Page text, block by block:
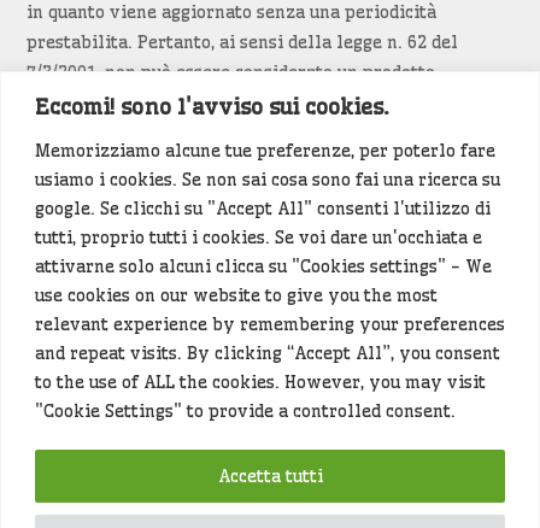
Eccomi! sono l'avviso sui cookies.
Memorizziamo alcune tue preferenze, per poterlo fare
usiamo i cookies. Se non sai cosa sono fai una ricerca su
google. Se clicchi su "Accept All" consenti l'utilizzo di
tutti, proprio tutti i cookies. Se voi dare un'occhiata e
attivarne solo alcuni clicca su "Cookies settings" - We
use cookies on our website to give you the most
relevant experience by remembering your preferences
and repeat visits. By clicking “Accept All”, you consent
to the use of ALL the cookies. However, you may visit
"Cookie Settings" to provide a controlled consent.
Accetta tutti
in quanto viene aggiornato senza una periodicità
prestabilita. Pertanto, ai sensi della legge n. 62 del
7/3/2001, non può essere considerato un prodotto
editoriale.
Siamo attenti a non violare copyright e diritti
d’immagine. Se un contenuto è di tua proprietà e vuoi
richiederne la rimozionediccelo(<- clicca per inviarci un
messaggio).
Alcuni articoli sono generati in bozza rielaborando, con
l'intelligenza artificiale generativa, contenuti
provenienti da fonti istituzionali e altri siti di interesse
locale. Prima della pubblicazioni l'articolo viene
controllato dalla redazione.
Hey che fine fanno i miei dati (privacy policy)